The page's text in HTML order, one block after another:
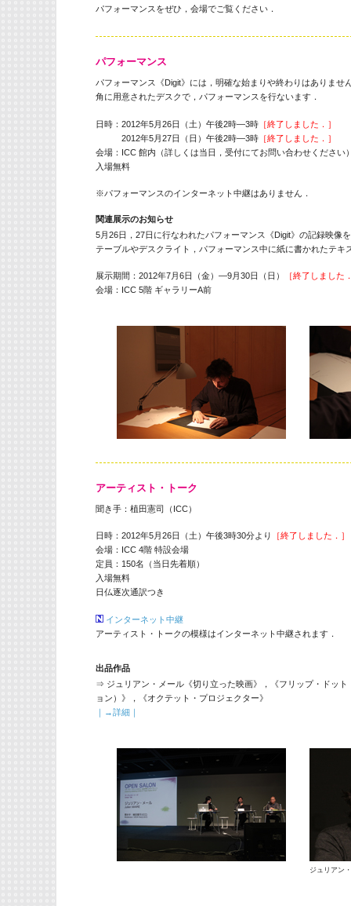
パフォーマンスをぜひ，会場でご覧ください．
パフォーマンス
パフォーマンス《Digit》には，明確な始まりや終わりはありませ
角に用意されたデスクで，パフォーマンスを行ないます．
日時：2012年5月26日（土）午後2時—3時 ［終了しました．］
2012年5月27日（日）午後2時—3時 ［終了しました．］
会場：ICC 館内（詳しくは当日，受付にてお問い合わせください
入場無料
※パフォーマンスのインターネット中継はありません．
関連展示のお知らせ
5月26日，27日に行なわれたパフォーマンス《Digit》の記録映像
テーブルやデスクライト，パフォーマンス中に紙に書かれたテキ
展示期間：2012年7月6日（金）—9月30日（日）
［終了しました
会場：ICC 5階 ギャラリーA前
アーティスト・トーク
聞き手：植田憲司（ICC）
日時：2012年5月26日（土）午後3時30分より
［終了しました．］
会場：ICC 4階 特設会場
定員：150名（当日先着順）
入場無料
日仏逐次通訳つき
インターネット中継
アーティスト・トークの模様はインターネット中継されます．
出品作品
⇒ ジュリアン・メール《切り立った映画》，《フリップ・ドッ
ョン）》，《オクテット・プロジェクター》
｜→詳細｜
ジュリアン